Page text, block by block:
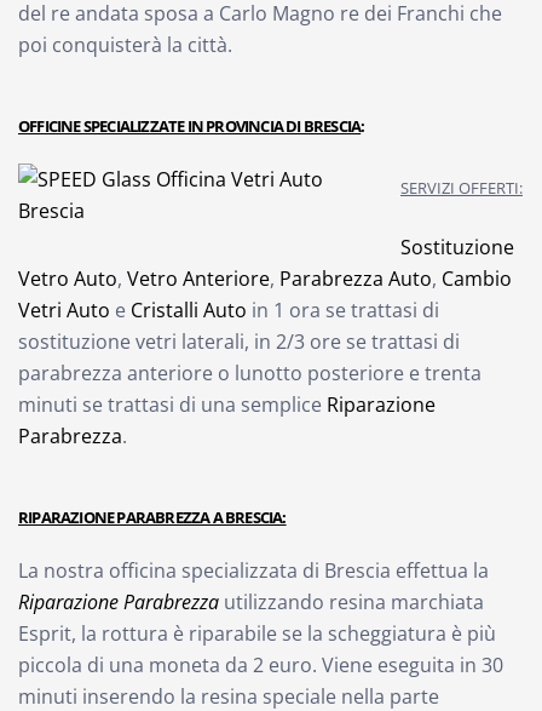
del re andata sposa a Carlo Magno re dei Franchi che
poi conquisterà la città.
OFFICINE SPECIALIZZATE IN PROVINCIA DI BRESCIA:
SERVIZI OFFERTI:
Sostituzione
Vetro Auto, Vetro Anteriore, Parabrezza Auto, Cambio
Vetri Auto e Cristalli Auto in 1 ora se trattasi di
sostituzione vetri laterali, in 2/3 ore se trattasi di
parabrezza anteriore o lunotto posteriore e trenta
minuti se trattasi di una semplice Riparazione
Parabrezza.
RIPARAZIONE PARABREZZA A BRESCIA:
La nostra officina specializzata di Brescia effettua la
RiparazioneParabrezza utilizzando resina marchiata
Esprit, la rottura è riparabile se la scheggiatura è più
piccola di una moneta da 2 euro. Viene eseguita in 30
minuti inserendo la resina speciale nella parte